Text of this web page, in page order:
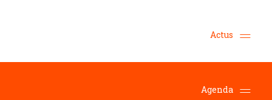
Actus
Agenda